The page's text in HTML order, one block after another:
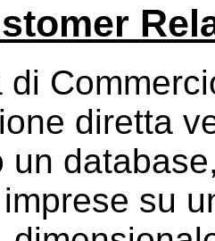
di
diretta
un
su